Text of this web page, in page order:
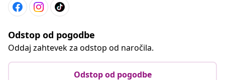
Odstop od pogodbe
Oddaj zahtevek za odstop od naročila.
Odstop od pogodbe